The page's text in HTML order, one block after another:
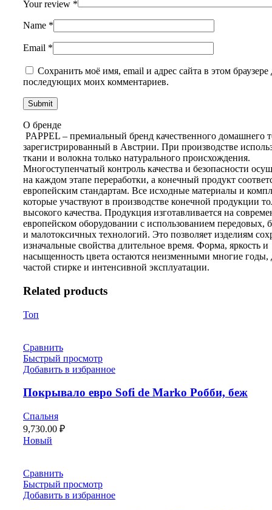
Your review *
Name *
Email *
Сохранить моё имя, email и адрес сайта в этом браузере
последующих моих комментариев.
О бренде
PAPPEL – премиальный бренд качественного домашнего
зарегистрированный в Австрии. При производстве
ткани и волокна только натурального происхождения.
Многоступенчатый контроль качества и безопасности
на каждом этапе переработки, а конечный продукт
европейским стандартам. Все исходные материалы и
которые участвуют в производстве конечной продукции
высокого качества. Продукция изготавливается на
европейском оборудовании с использованием передовых,
и малотоксичных технологий. Это позволяет изделиям
изначальные свойства длительное время. Форма, яркость и
насыщенность цвета остаются неизменными многие годы,
частой стирке и интенсивной эксплуатации.
Related products
Топ
Сравнить
Быстрый просмотр
Добавить в избранное
Покрывало евро Sofi de Marko Робби, беж
Спальня
9,730.00 ₽
Новый
Сравнить
Быстрый просмотр
Добавить в избранное